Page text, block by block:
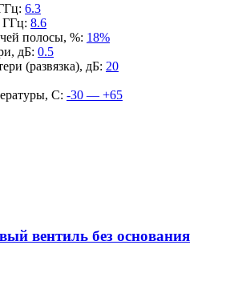
: 6.3
ГГц: 8.6
полосы, %: 18%
дБ: 0.5
(развязка), дБ: 20
С: -30 — +65
вентиль без основания